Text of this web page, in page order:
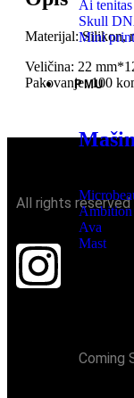
Ai tenitas
Skull
Mini
PMU
Ambition
Ava
Mast
Coming
Materijal: Silikon,
Veličina: 22
Pakovanje: 100
All rights